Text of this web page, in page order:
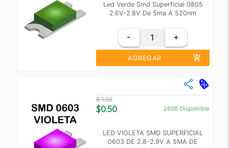
Led Verde Smd Superficial 0805
2.6V-2.8V De 5ma A 520nm
- +
AGREGAR add_shopping_cart
close
Precio Unidad
+10
+100
$ 1.00
$0.50 2606 Disponible
LED VIOLETA SMD SUPERFICIAL
0603 DE 2.8-2.9V A 5MA DE